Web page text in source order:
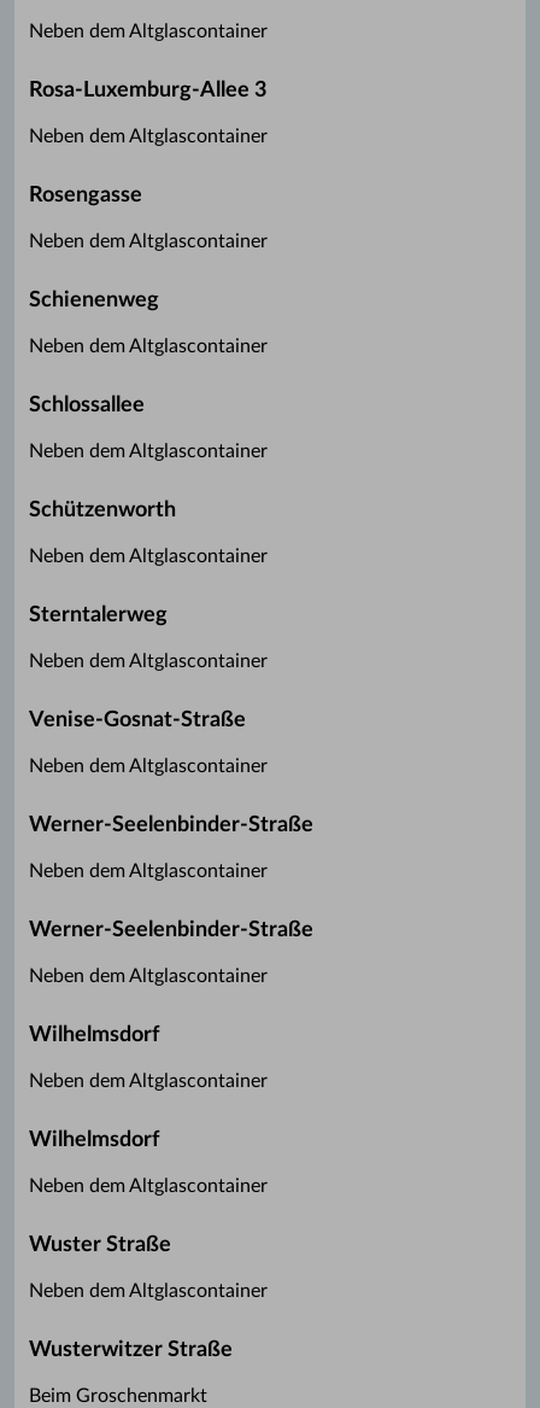
Neben dem Altglascontainer
Rosa-Luxemburg-Allee 3
Neben dem Altglascontainer
Rosengasse
Neben dem Altglascontainer
Schienenweg
Neben dem Altglascontainer
Schlossallee
Neben dem Altglascontainer
Schützenworth
Neben dem Altglascontainer
Sterntalerweg
Neben dem Altglascontainer
Venise-Gosnat-Straße
Neben dem Altglascontainer
Werner-Seelenbinder-Straße
Neben dem Altglascontainer
Werner-Seelenbinder-Straße
Neben dem Altglascontainer
Wilhelmsdorf
Neben dem Altglascontainer
Wilhelmsdorf
Neben dem Altglascontainer
Wuster Straße
Neben dem Altglascontainer
Wusterwitzer Straße
Beim Groschenmarkt